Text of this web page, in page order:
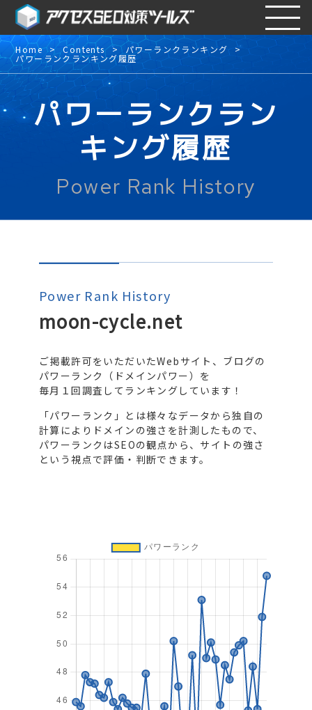
Home Contents パワーランクランキング
パワーランクランキング履歴
パワーランクラン
キング履歴
Power Rank History
Power Rank History
moon-cycle.net
ご掲載許可をいただいたWebサイト、ブログの
パワーランク（ドメインパワー）を
毎月１回調査してランキングしています！
「パワーランク」とは様々なデータから独自の
計算によりドメインの強さを計測したもので、
パワーランクはSEOの観点から、サイトの強さ
という視点で評価・判断できます。